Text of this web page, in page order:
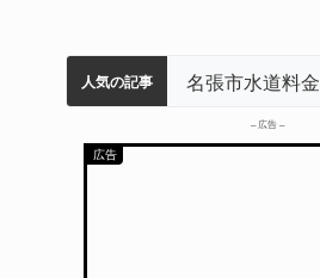
人気の記事
名張市立病院のDMAT、熊本地震の被災地へ 能登以来3回目の派遣
特産「白鳳梨」の出荷最盛期 直売所にぎわう 伊賀
伊賀市の初代市長・今岡睦之さん死去 87歳
「息子が妊娠させた」母娘だまされ400万円詐欺被害 名張
– 広告 –